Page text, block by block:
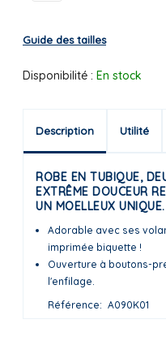
Guide des tailles
Disponibilité : En stock
Description Utilité
ROBE EN TUBIQUE,
EXTRÊME DOUCEUR
UN MOELLEUX UNIQUE.
Adorable avec ses
imprimée biquette !
Ouverture à boutons-
l'enfilage.
Référence
A090K01